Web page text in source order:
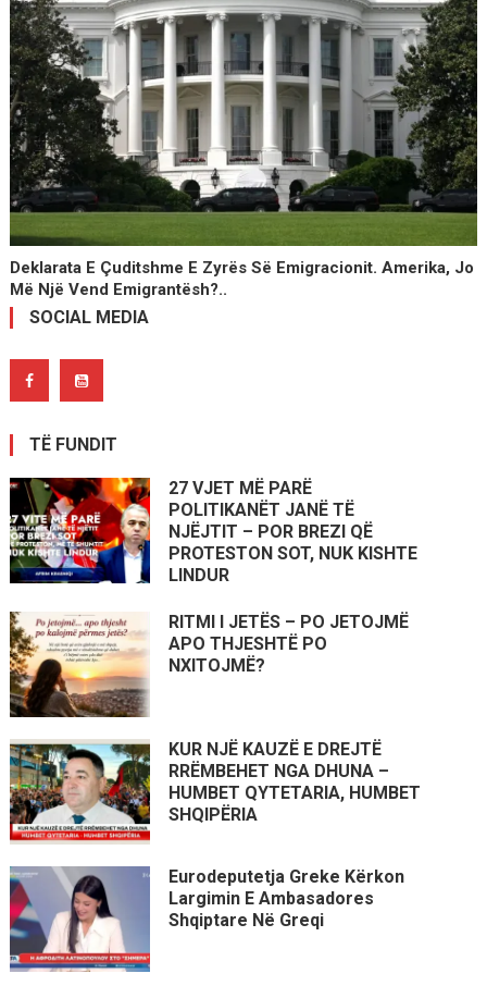
Deklarata E Çuditshme E Zyrës Së Emigracionit. Amerika, Jo
Më Një Vend Emigrantësh?..
SOCIAL MEDIA
TË FUNDIT
27 VJET MË PARË
POLITIKANËT JANË TË
NJËJTIT – POR BREZI QË
PROTESTON SOT, NUK KISHTE
LINDUR
RITMI I JETËS – PO JETOJMË
APO THJESHTË PO
NXITOJMË?
KUR NJË KAUZË E DREJTË
RRËMBEHET NGA DHUNA –
HUMBET QYTETARIA, HUMBET
SHQIPËRIA
Eurodeputetja Greke Kërkon
Largimin E Ambasadores
Shqiptare Në Greqi